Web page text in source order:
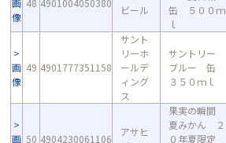
画
像
48 4901004050380
ビール
缶 ５００ｍ
ｌ
画
像
49 4901777351158
サント
リーホ
ールデ
ィング
ス
サントリー
ブルー 缶
３５０ｍｌ
画 50 4904230061106
アサヒ
果実の瞬間
夏みかん ２
０年夏限定